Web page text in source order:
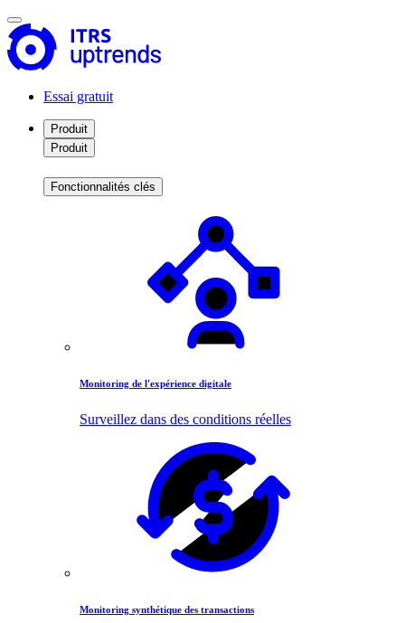
Essai gratuit
Produit
Produit
Fonctionnalités clés
Monitoring de l'expérience digitale
Surveillez dans des conditions réelles
Monitoring synthétique des transactions